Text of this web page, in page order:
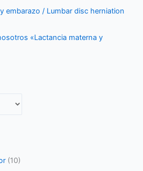
embarazo / Lumbar disc herniation
«Lactancia materna y
(10)